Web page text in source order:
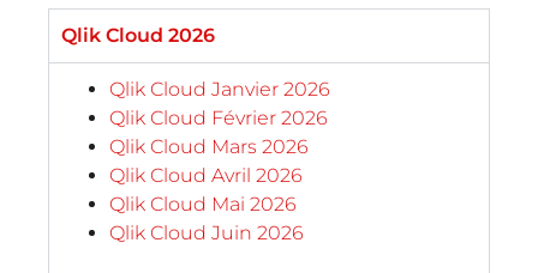
Qlik Cloud 2026
Qlik Cloud Janvier 2026
Qlik Cloud Février 2026
Qlik Cloud Mars 2026
Qlik Cloud Avril 2026
Qlik Cloud Mai 2026
Qlik Cloud Juin 2026